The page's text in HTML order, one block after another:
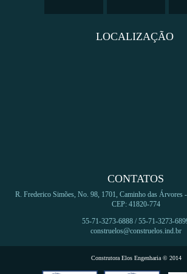
CONTATOS
R. Frederico Simões, No. 98, 1701, Caminho das Árvores
CEP: 41820-774
55-71-3273-6888 / 55-71-3273-
construelos@construelos.ind.br
LOCALIZAÇÃO
Construtora Elos Engenharia © 2014